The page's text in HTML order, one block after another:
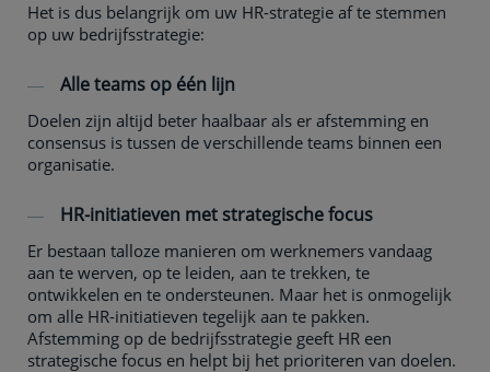
Het is dus belangrijk om uw HR-strategie af te stemmen
op uw bedrijfsstrategie:
Alle teams op één lijn
Doelen zijn altijd beter haalbaar als er afstemming en
consensus is tussen de verschillende teams binnen een
organisatie.
HR-initiatieven met strategische focus
Er bestaan talloze manieren om werknemers vandaag
aan te werven, op te leiden, aan te trekken, te
ontwikkelen en te ondersteunen. Maar het is onmogelijk
om alle HR-initiatieven tegelijk aan te pakken.
Afstemming op de bedrijfsstrategie geeft HR een
strategische focus en helpt bij het prioriteren van doelen.